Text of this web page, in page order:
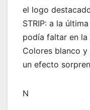
el logo
STRIP: a la
podía faltar en la
Colores blanco
un efecto
N